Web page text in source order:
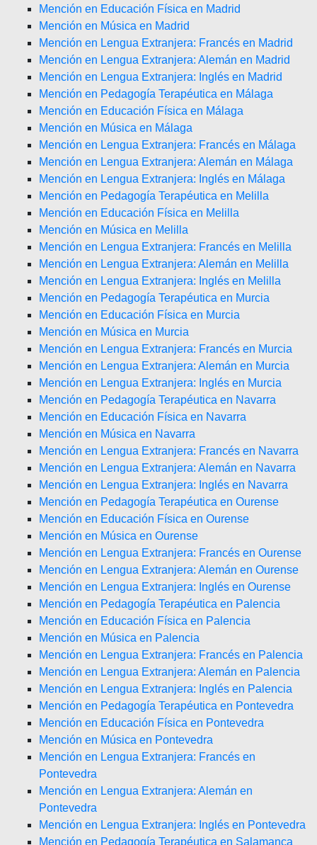
Mención en Educación Física en Madrid
Mención en Música en Madrid
Mención en Lengua Extranjera: Francés en Madrid
Mención en Lengua Extranjera: Alemán en Madrid
Mención en Lengua Extranjera: Inglés en Madrid
Mención en Pedagogía Terapéutica en Málaga
Mención en Educación Física en Málaga
Mención en Música en Málaga
Mención en Lengua Extranjera: Francés en Málaga
Mención en Lengua Extranjera: Alemán en Málaga
Mención en Lengua Extranjera: Inglés en Málaga
Mención en Pedagogía Terapéutica en Melilla
Mención en Educación Física en Melilla
Mención en Música en Melilla
Mención en Lengua Extranjera: Francés en Melilla
Mención en Lengua Extranjera: Alemán en Melilla
Mención en Lengua Extranjera: Inglés en Melilla
Mención en Pedagogía Terapéutica en Murcia
Mención en Educación Física en Murcia
Mención en Música en Murcia
Mención en Lengua Extranjera: Francés en Murcia
Mención en Lengua Extranjera: Alemán en Murcia
Mención en Lengua Extranjera: Inglés en Murcia
Mención en Pedagogía Terapéutica en Navarra
Mención en Educación Física en Navarra
Mención en Música en Navarra
Mención en Lengua Extranjera: Francés en Navarra
Mención en Lengua Extranjera: Alemán en Navarra
Mención en Lengua Extranjera: Inglés en Navarra
Mención en Pedagogía Terapéutica en Ourense
Mención en Educación Física en Ourense
Mención en Música en Ourense
Mención en Lengua Extranjera: Francés en Ourense
Mención en Lengua Extranjera: Alemán en Ourense
Mención en Lengua Extranjera: Inglés en Ourense
Mención en Pedagogía Terapéutica en Palencia
Mención en Educación Física en Palencia
Mención en Música en Palencia
Mención en Lengua Extranjera: Francés en Palencia
Mención en Lengua Extranjera: Alemán en Palencia
Mención en Lengua Extranjera: Inglés en Palencia
Mención en Pedagogía Terapéutica en Pontevedra
Mención en Educación Física en Pontevedra
Mención en Música en Pontevedra
Mención en Lengua Extranjera: Francés en
Pontevedra
Mención en Lengua Extranjera: Alemán en
Pontevedra
Mención en Lengua Extranjera: Inglés en Pontevedra
Mención en Pedagogía Terapéutica en Salamanca